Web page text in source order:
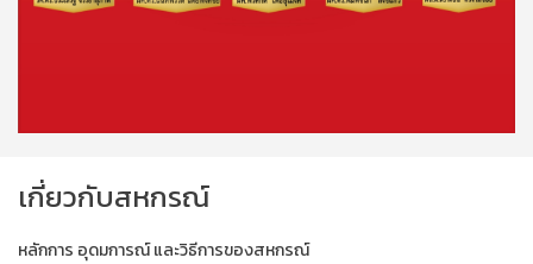
เกี่ยวกับสหกรณ์
หลักการ อุดมการณ์ และวิธีการของสหกรณ์